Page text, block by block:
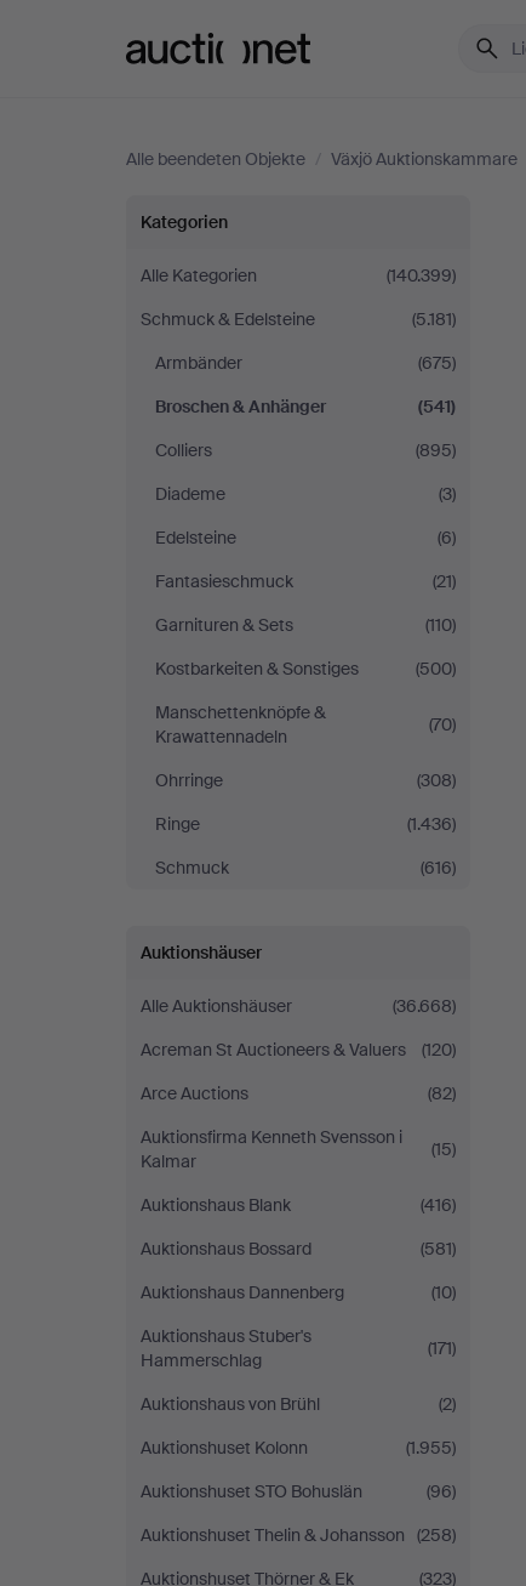
Alle beendeten Objekte / Växjö Auktionskammare
Broschen
&
Anhänger
bei
Växjö
Auktionskammare
Kategorien
Alle Kategorien
(140.399)
Schmuck & Edelsteine
(5.181)
Armbänder
(675)
Broschen & Anhänger
(541)
Colliers
(895)
Diademe
(3)
Edelsteine
(6)
Fantasieschmuck
(21)
Garnituren & Sets
(110)
Kostbarkeiten & Sonstiges
(500)
Manschettenknöpfe &
Krawattennadeln
(70)
Ohrringe
(308)
Ringe
(1.436)
Schmuck
(616)
Auktionshäuser
Alle Auktionshäuser
(36.668)
Acreman St Auctioneers & Valuers
(120)
Arce Auctions
(82)
Auktionsfirma Kenneth Svensson i
Kalmar
(15)
Auktionshaus Blank
(416)
Auktionshaus Bossard
(581)
Auktionshaus Dannenberg
(10)
Auktionshaus Stuber's
Hammerschlag
(171)
Auktionshaus von Brühl
(2)
Auktionshuset Kolonn
(1.955)
Auktionshuset STO Bohuslän
(96)
Auktionshuset Thelin & Johansson
(258)
Auktionshuset Thörner & Ek
(323)